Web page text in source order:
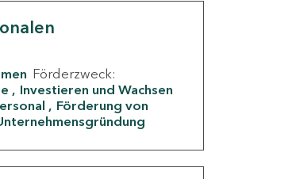
Förderzweck:
Investieren und Wachsen
Förderung von